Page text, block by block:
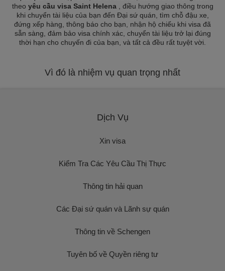
theo yêu cầu visa Saint Helena
, điều hướng giao thông trong
khi chuyển tài liệu của bạn đến Đại sứ quán, tìm chỗ đậu xe,
đứng xếp hàng, thông báo cho bạn, nhận hộ chiếu khi visa đã
sẵn sàng, đảm bảo visa chính xác, chuyển tài liệu trở lại đúng
thời hạn cho chuyến đi của bạn, và tất cả đều rất tuyệt vời.
Vì đó là nhiệm vụ quan trọng nhất
Dịch Vụ
Xin visa
Kiểm Tra Các Yêu Cầu Thị Thực
Thông tin hải quan
Các Đại sứ quán và Lãnh sự quán
Thông tin về Schengen
Tuyên bố về Quyền riêng tư